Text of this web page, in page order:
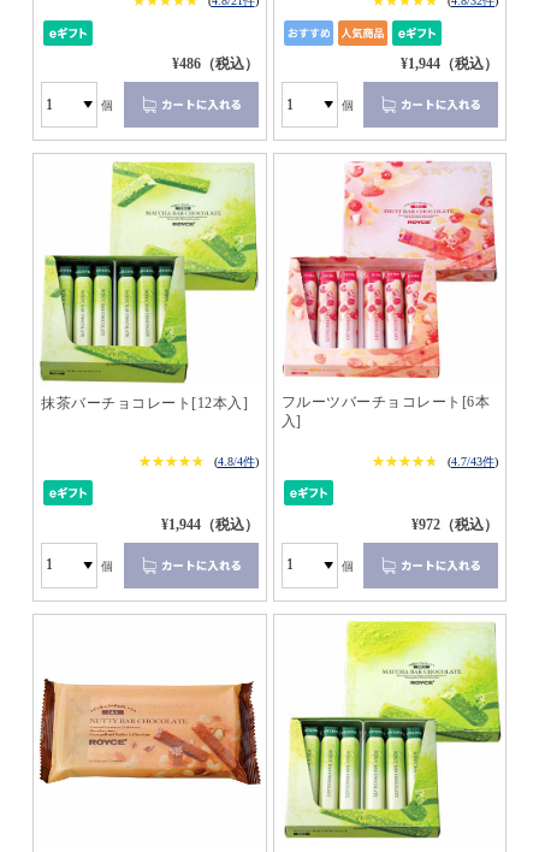
¥486（税込）
個
¥1,944（税込）
個
抹茶バーチョコレート[12本入]
★★★★★
★★★★★ (4.8/4件)
¥1,944（税込）
個
フルーツバーチョコレート[6本
入]
★★★★★
★★★★★ (4.7/43件)
¥972（税込）
個